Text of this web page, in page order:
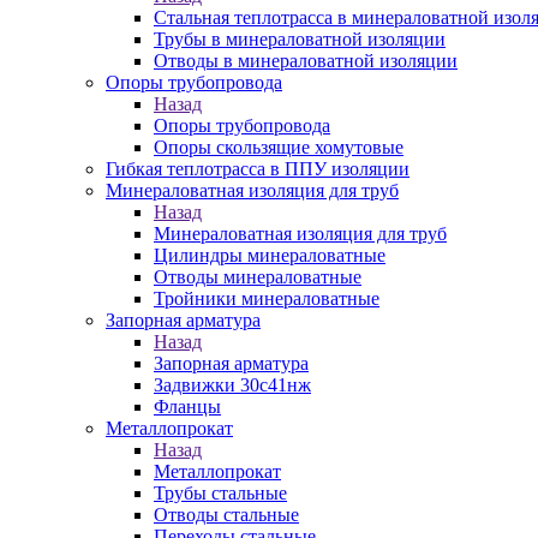
Стальная теплотрасса в минераловатной
Трубы в минераловатной изоляции
Отводы в минераловатной изоляции
Опоры трубопровода
Назад
Опоры трубопровода
Опоры скользящие хомутовые
Гибкая теплотрасса в ППУ изоляции
Минераловатная изоляция для труб
Назад
Минераловатная изоляция для труб
Цилиндры минераловатные
Отводы минераловатные
Тройники минераловатные
Запорная арматура
Назад
Запорная арматура
Задвижки 30с41нж
Фланцы
Металлопрокат
Назад
Металлопрокат
Трубы стальные
Отводы стальные